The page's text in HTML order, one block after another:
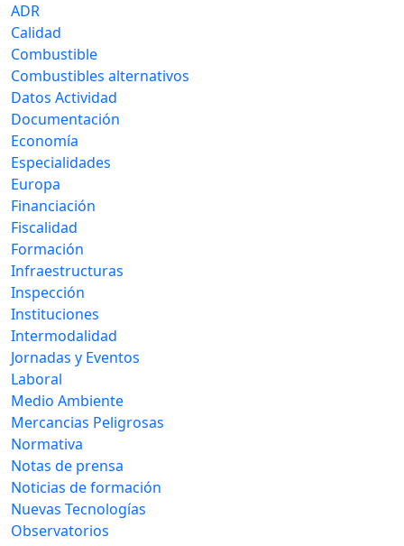
ADR
Calidad
Combustible
Combustibles alternativos
Datos Actividad
Documentación
Economía
Especialidades
Europa
Financiación
Fiscalidad
Formación
Infraestructuras
Inspección
Instituciones
Intermodalidad
Jornadas y Eventos
Laboral
Medio Ambiente
Mercancias Peligrosas
Normativa
Notas de prensa
Noticias de formación
Nuevas Tecnologías
Observatorios